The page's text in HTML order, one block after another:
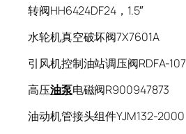
转阀HH6424DF24，1.5″
水轮机真空破坏阀7X7601A
引风机控制油站调压阀RDFA-107
高压油泵电磁阀R900947873
油动机管接头组件YJM132-2000